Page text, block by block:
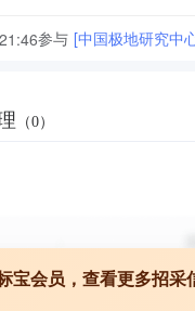
参与 [中国极地研究中
（0）
宝会员，查看更多招采